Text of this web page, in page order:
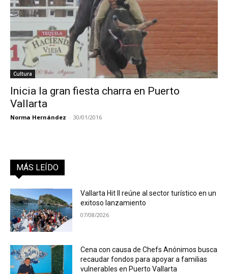
Cultura
Inicia la gran fiesta charra en Puerto
Vallarta
Norma Hernández - 30/01/2016
MÁS LEÍDO
Vallarta Hit II reúne al sector turístico en un
exitoso lanzamiento
07/08/2026
Cena con causa de Chefs Anónimos busca
recaudar fondos para apoyar a familias
vulnerables en Puerto Vallarta